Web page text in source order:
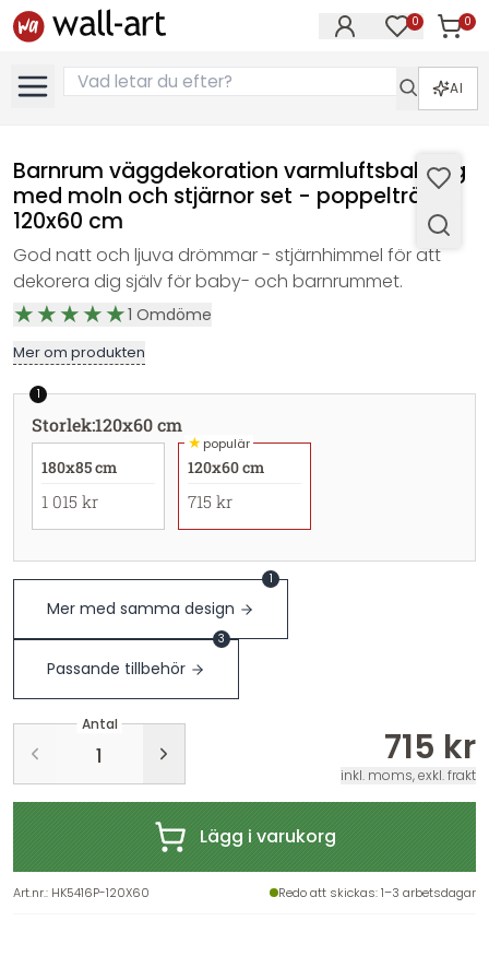
0 0
AI
Barnrum väggdekoration varmluftsballong
med moln och stjärnor set - poppelträ -
120x60 cm
God natt och ljuva drömmar - stjärnhimmel för att
dekorera dig själv för baby- och barnrummet.
1 Omdöme
Mer om produkten
1
Storlek:120x60 cm
180x85 cm
1 015 kr
★populär
120x60 cm
715 kr
Mer med samma design
1
Passande tillbehör
3
Antal
715 kr
inkl. moms, exkl. frakt
Lägg i varukorg
Art.nr.: HK5416P-120X60 Redo att skickas: 1–3 arbetsdagar